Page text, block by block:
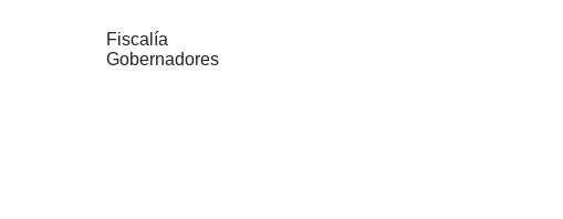
Fiscalía
Gobernadores